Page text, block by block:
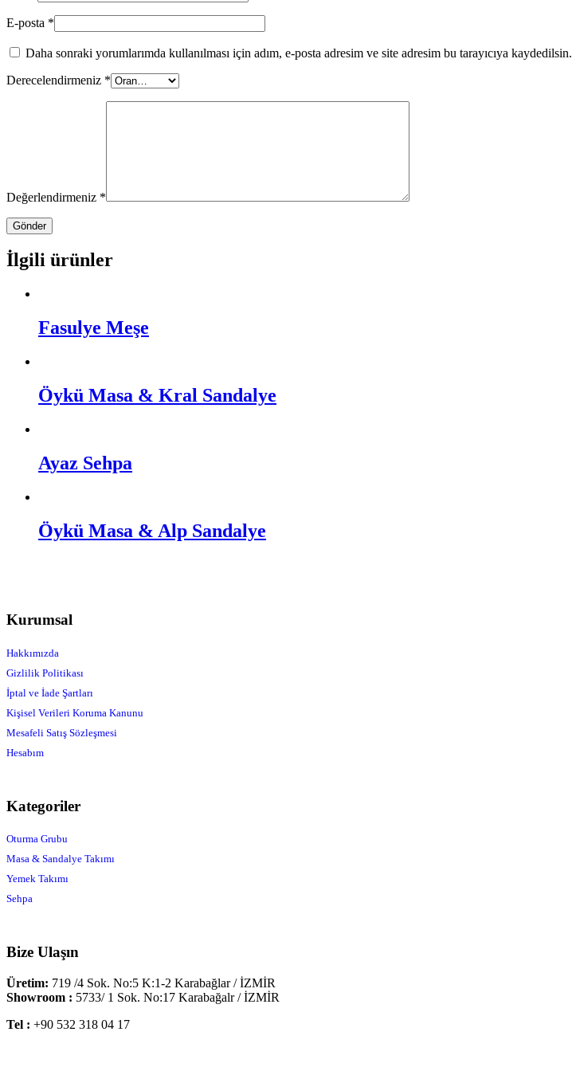
E-posta *
Daha sonraki yorumlarımda kullanılması için adım, e-posta adresim ve site adresim bu tarayıcıya kaydedilsin.
Derecelendirmeniz *
Değerlendirmeniz *
İlgili ürünler
Fasulye Meşe
Öykü Masa & Kral Sandalye
Ayaz Sehpa
Öykü Masa & Alp Sandalye
Kurumsal
Hakkımızda
Gizlilik Politikası
İptal ve İade Şartları
Kişisel Verileri Koruma Kanunu
Mesafeli Satış Sözleşmesi
Hesabım
Kategoriler
Oturma Grubu
Masa & Sandalye Takımı
Yemek Takımı
Sehpa
Bize Ulaşın
Üretim: 719 /4 Sok. No:5 K:1-2 Karabağlar / İZMİR
Showroom : 5733/ 1 Sok. No:17 Karabağalr / İZMİR
Tel : +90 532 318 04 17